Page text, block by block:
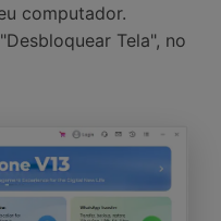
computador.
Tela", no